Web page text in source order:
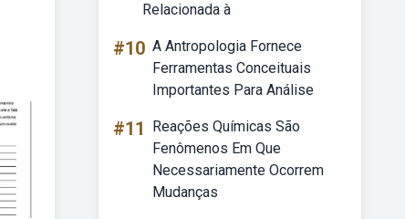
Relacionada à
#10 A Antropologia Fornece
Ferramentas Conceituais
Importantes Para Análise
#11
Reações Químicas São
Fenômenos Em Que
Necessariamente Ocorrem
Mudanças